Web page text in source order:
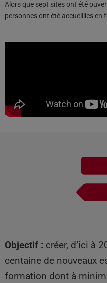
Alors que sept sites ont été
personnes ont été accueillies en
Objectif : créer, d’ici à
centaine de nouveaux
formation dont à